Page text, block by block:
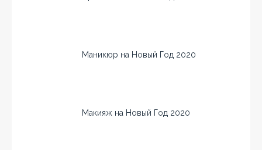
Маникюр на Новый Год 2020
Макияж на Новый Год 2020